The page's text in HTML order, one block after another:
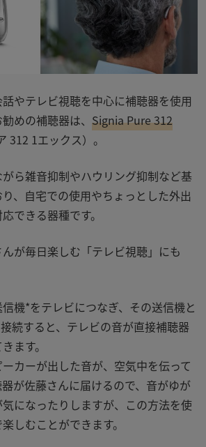
やテレビ視聴を中心に補聴器を使用
めの補聴器は、 Signia Pure 312
312 1エックス） 。
ら雑音抑制やハウリング抑制など基
、自宅での使用やちょっとした外出
できる器種です。
が毎日楽しむ「テレビ視聴」にも
機*をテレビにつなぎ、その送信機と
続すると、テレビの音が直接補聴器
ます。
カーが出した音が、空気中を伝って
が佐藤さんに届けるので、音がゆが
になったりしますが、この方法を使
しむことができます。